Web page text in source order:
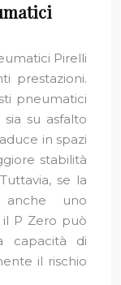
Pirelli
prestazioni.
pneumatici
su asfalto
in spazi
stabilità
se la
uno
P Zero può
capacità di
il rischio